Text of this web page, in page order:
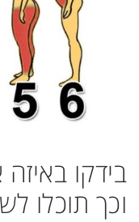
בידקו
וכך תוכלו